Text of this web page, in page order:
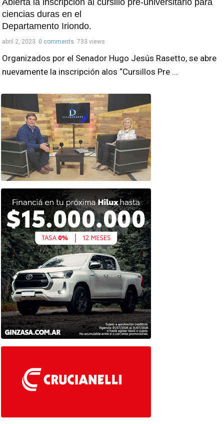
Abierta la inscripción al cursillo pre-universitario para
ciencias duras en el
Departamento Iriondo.
abril 2, 2023 0 comments 733 views
Organizados por el Senador Hugo Jesús Rasetto, se abre
nuevamente la inscripción alos “Cursillos Pre ...